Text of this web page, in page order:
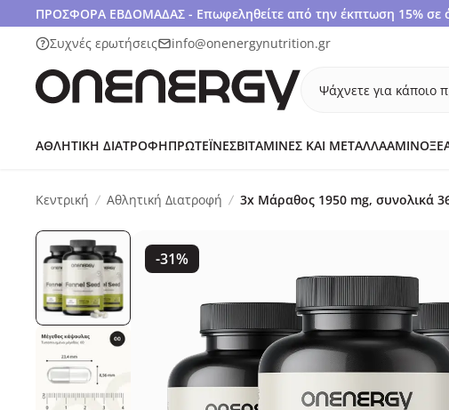
ΠΡΟΣΦΟΡΑ ΕΒΔΟΜΑΔΑΣ - Επωφεληθείτε από την έκπτωση 15% σε
Συχνές ερωτήσεις
info@onenergynutrition.gr
Ψάχνετε για κάποιο
ΑΘΛΗΤΙΚΉ ΔΙΑΤΡΟΦΉΠΡΩΤΕΪ́ΝΕΣΒΙΤΑΜΊΝΕΣ ΚΑΙ ΜΈΤΑΛΛΑ
Κεντρική Αθλητική Διατροφή 3x Μάραθος 1950 mg, συνολικά
-31%